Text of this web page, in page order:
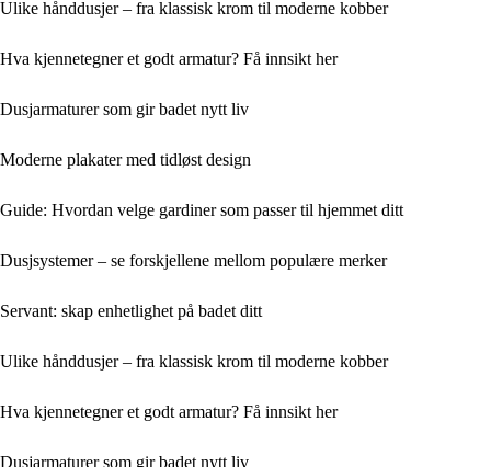
Ulike hånddusjer – fra klassisk krom til moderne kobber
Hva kjennetegner et godt armatur? Få innsikt her
Dusjarmaturer som gir badet nytt liv
Moderne plakater med tidløst design
Guide: Hvordan velge gardiner som passer til hjemmet ditt
Dusjsystemer – se forskjellene mellom populære merker
Servant: skap enhetlighet på badet ditt
Ulike hånddusjer – fra klassisk krom til moderne kobber
Hva kjennetegner et godt armatur? Få innsikt her
Dusjarmaturer som gir badet nytt liv